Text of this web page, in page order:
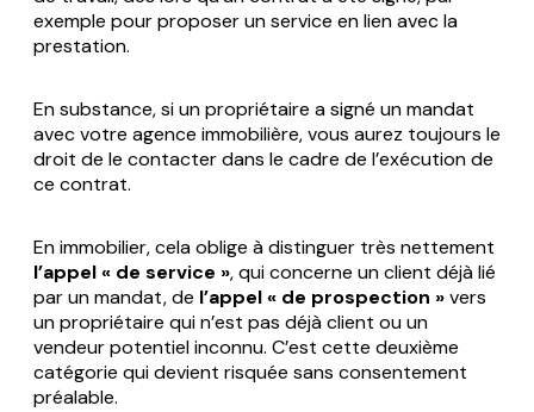
exemple pour proposer un service en lien avec la
prestation.
En substance, si un propriétaire a signé un mandat
avec votre agence immobilière, vous aurez toujours le
droit de le contacter dans le cadre de l’exécution de
ce contrat.
En immobilier, cela oblige à distinguer très nettement
l’appel « de service », qui concerne un client déjà lié
par un mandat, de l’appel « de prospection »vers
un propriétaire qui n’est pas déjà client ou un
vendeur potentiel inconnu. C’est cette deuxième
catégorie qui devient risquée sans consentement
préalable.